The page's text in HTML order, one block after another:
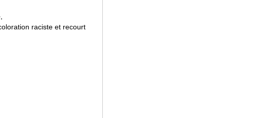
raciste et recourt